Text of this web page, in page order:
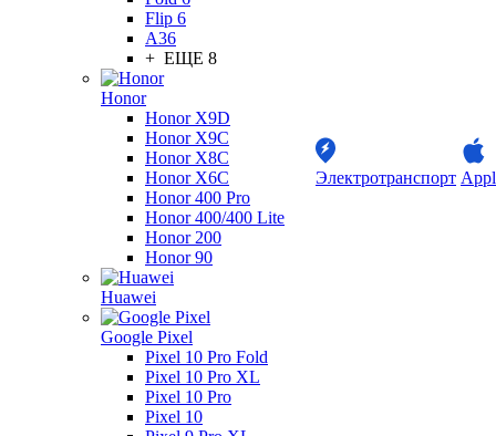
Flip 6
A36
+ ЕЩЕ 8
Honor
Honor X9D
Honor X9C
Honor X8C
Honor X6C
Honor 400 Pro
Honor 400/400 Lite
Honor 200
Honor 90
Huawei
Google Pixel
Pixel 10 Pro Fold
Pixel 10 Pro XL
Pixel 10 Pro
Pixel 10
Электротранспорт